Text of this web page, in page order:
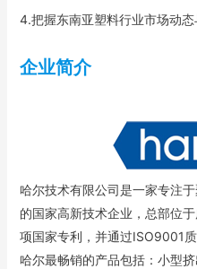
4.把握东南亚塑料行业市场动态
企业简介
哈尔技术有限公司是一家专注
的国家高新技术企业，总部位
项国家专利，并通过ISO9001
哈尔最畅销的产品包括：小型